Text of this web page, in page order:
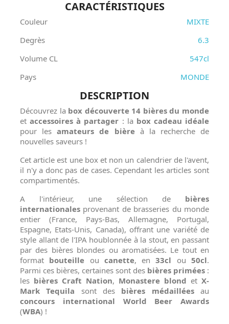
CARACTÉRISTIQUES
Couleur
MIXTE
Degrès
6.3
Volume CL
547cl
Pays
MONDE
DESCRIPTION
Découvrez labox découverte 14 bières du monde
etaccessoires à partager : la box cadeau idéale
pour lesamateurs de bièreà la recherche de
nouvelles saveurs !
Cet article est une box et non un calendrier de l'avent,
il n'y a donc pas de cases. Cependant les articles sont
compartimentés.
A l'intérieur, une sélection de bières
internationales provenant de brasseries du monde
entier (France, Pays-Bas, Allemagne, Portugal,
Espagne, Etats-Unis, Canada), offrant une variété de
style allant de l'IPA houblonnée à la stout, en passant
par des bières blondes ou aromatisées. Le tout en
format bouteille ou canette, en33cl ou50cl.
Parmi ces bières, certaines sont des bières primées :
les bières Craft Nation, Monastere blond et X-
Mark Tequila sont des bières médailléesau
concours international World Beer Awards
(WBA) !